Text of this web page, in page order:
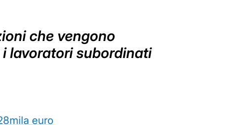
che vengono
lavoratori subordinati
euro